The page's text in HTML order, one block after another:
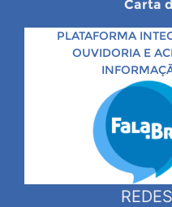
Carta
PLATAFORMA
OUVIDORIA E